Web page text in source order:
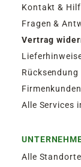
Kontakt &
Fragen &
Vertrag
Rücksendung
Firmenkunden
Alle Services
Alle Standorte